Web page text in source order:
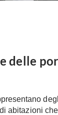
delle
abitazioni